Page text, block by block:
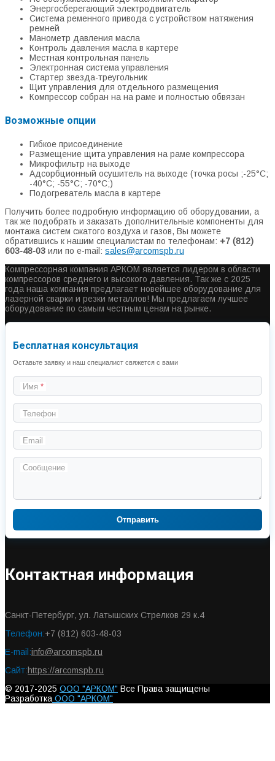
Энергосберегающий электродвигатель
Система ременного привода с устройством натяжения
ремней
Манометр давления масла
Контроль давления масла в картере
Местная контрольная панель
Электронная система управления
Стартер звезда-треугольник
Щит управления для отдельного размещения
Компрессор собран на на раме и полностью обвязан
Возможные опции
Гибкое присоединение
Размещение щита управления на раме компрессора
Микрофильтр на выходе
Адсорбционный осушитель на выходе (точка росы ;-25°С;
-40°С; -55°С; -70°С;)
Подогреватель масла в картере
Получить более подробную информацию об оборудовании, а
так же подобрать и заказать дополнительные компоненты для
монтажа систем сжатого воздуха и газов, Вы можете
обратившись к нашим специалистам по телефонам: +7 (812)
603-48-03 или по e-mail: sales@arcomspb.ru
Компрессорная компания АРКОМ является лидером в области
компрессоров среднего и высокого давления. Так же с 2025
года наша компания предлагает новейшее оборудование для
лазерной сварки и резки металлов! Мы предлагаем лучшее
оборудование по самым честным ценам на рынке.
Бесплатная консультация
Оставьте заявку и наш специалист свяжется с вами
Имя
Телефон
Email
Сообщение
Отправить
Контактная информация
Санкт-Петербург, ул. Латышских Стрелков 29 к.4
Телефон:+7 (812) 603-48-03
E-mail:info@arcomspb.ru
Сайт:https://arcomspb.ru
© 2017-2025 ООО "АРКОМ" Все Права защищены
Разработка ООО "АРКОМ"